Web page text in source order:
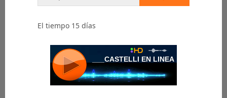
El tiempo 15 días